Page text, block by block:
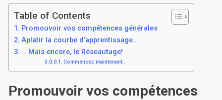
Table of Contents
Promouvoir vos compétences générales
Aplatir la courbe d’apprentissage…
… Mais encore, le Réseautage!
Commencez maintenant…
Promouvoir vos compétences